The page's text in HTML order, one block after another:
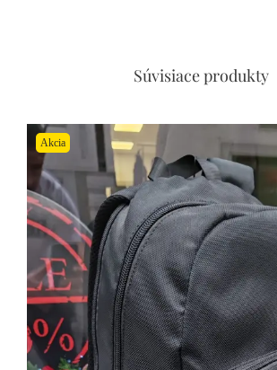
Vaša správa
Súhlas so spracovaním osobných údajov
Súhlasím so spraovaním osobných
Súvisiace produkty
Akcia